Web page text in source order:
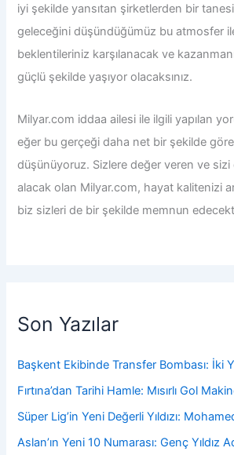
iyi şekilde yansıtan şirketlerden bir
geleceğini düşündüğümüz bu atmosfer
beklentileriniz karşılanacak ve
güçlü şekilde yaşıyor olacaksınız.
Milyar.com iddaaailesi ile ilgili yapılan
eğer bu gerçeği daha net bir şekilde
düşünüyoruz. Sizlere değer veren ve sizi
alacak olan Milyar.com, hayat kalitenizi
biz sizleri de bir şekilde memnun
Son Yazılar
Başkent Ekibinde Transfer Bombası: İki
Fırtına’dan Tarihi Hamle: Mısırlı Gol
Süper Lig’in Yeni Değerli Yıldızı:
Aslan’ın Yeni 10 Numarası: Genç Yıldız